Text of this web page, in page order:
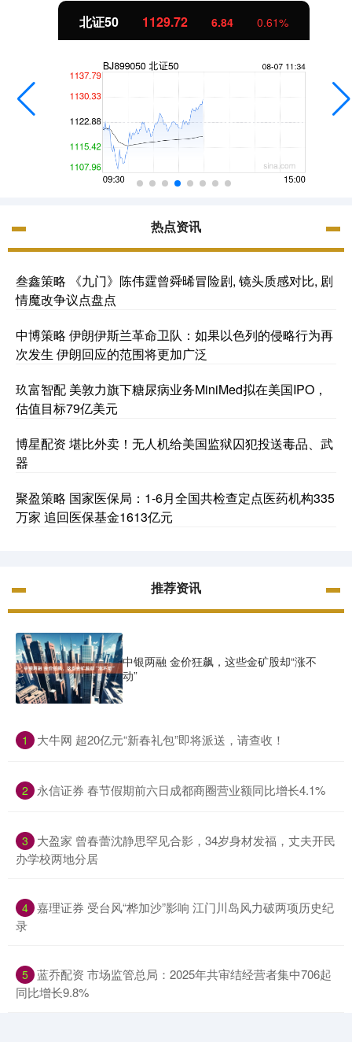
北证50 1129.72 6.84 0.61%
热点资讯
叁鑫策略 《九门》陈伟霆曾舜晞冒险剧, 镜头质感对比, 剧
情魔改争议点盘点
中博策略 伊朗伊斯兰革命卫队：如果以色列的侵略行为再
次发生 伊朗回应的范围将更加广泛
玖富智配 美敦力旗下糖尿病业务MiniMed拟在美国IPO，
估值目标79亿美元
博星配资 堪比外卖！无人机给美国监狱囚犯投送毒品、武
器
聚盈策略 国家医保局：1-6月全国共检查定点医药机构335
万家 追回医保基金1613亿元
推荐资讯
中银两融 金价狂飙，这些金矿股却“涨不
动”
1 ​大牛网 超20亿元“新春礼包”即将派送，请查收！
2 ​永信证券 春节假期前六日成都商圈营业额同比增长4.1%
3
​大盈家 曾春蕾沈静思罕见合影，34岁身材发福，丈夫开民
办学校两地分居
4 ​嘉理证券 受台风“桦加沙”影响 江门川岛风力破两项历史纪
录
5 ​蓝乔配资 市场监管总局：2025年共审结经营者集中706起
同比增长9.8%